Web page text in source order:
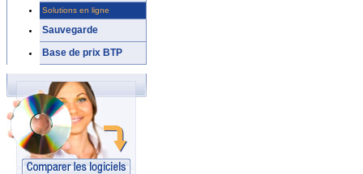
Solutions en ligne
Sauvegarde
Base de prix BTP